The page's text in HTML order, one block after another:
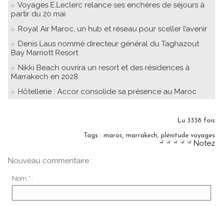
Voyages E.Leclerc relance ses enchères de séjours à
partir du 20 mai
Royal Air Maroc, un hub et réseau pour sceller l’avenir
Denis Laus nommé directeur général du Taghazout
Bay Marriott Resort
Nikki Beach ouvrira un resort et des résidences à
Marrakech en 2028
Hôtellerie : Accor consolide sa présence au Maroc
Lu 3338 fois
Tags : maroc, marrakech, plénitude voyages
Notez
Nouveau commentaire :
Nom * :